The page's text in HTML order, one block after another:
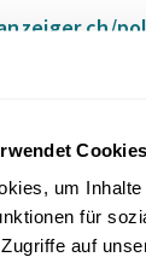
Cookies
um
für
auf
fordert-
bis-
in-